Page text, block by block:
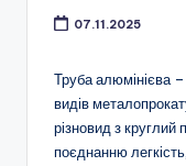
07.11.2025
Труба алюмінієва
видів
різновид з круглий
поєднанню легкість,